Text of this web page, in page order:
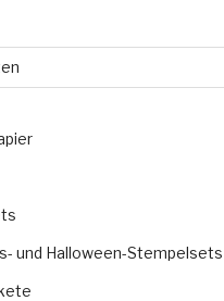
und Halloween-Stempelsets